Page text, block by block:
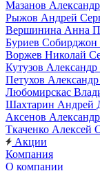
Мазанов
Рыжов Андрей
Вершинина Анна
Буриев Собирджон
Воржев Николай
Кутузов
Петухов
Любомирскас
Шахтарин Андрей
Аксенов
Ткаченко Алексей
Акции
Компания
О компании